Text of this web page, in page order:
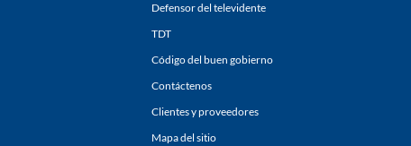
Defensor del televidente
TDT
Código del buen gobierno
Contáctenos
Clientes y proveedores
Mapa del sitio